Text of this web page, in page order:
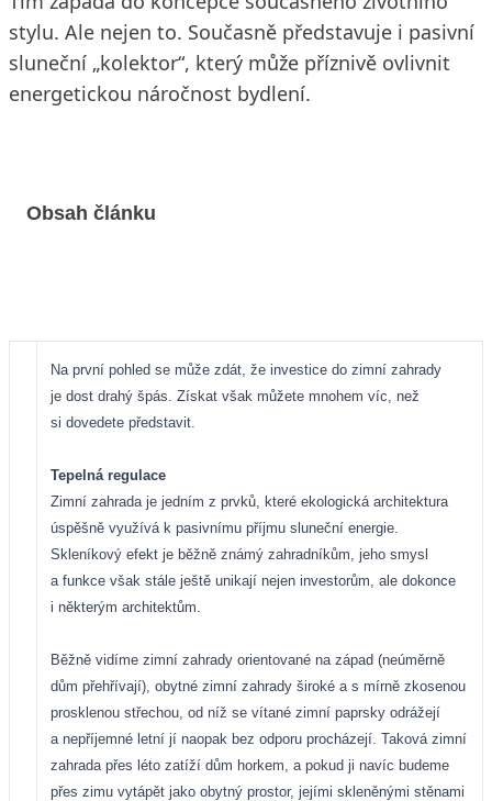
stylu. Ale nejen to. Současně představuje i pasivní
sluneční „kolektor“, který může příznivě ovlivnit
energetickou náročnost bydlení.
Obsah článku
Na první pohled se může zdát, že investice do zimní zahrady
je dost drahý špás. Získat však můžete mnohem víc, než
si dovedete představit.
Tepelná regulace
Zimní zahrada je jedním z prvků, které ekologická architektura
úspěšně využívá k pasivnímu příjmu sluneční energie.
Skleníkový efekt je běžně známý zahradníkům, jeho smysl
a funkce však stále ještě unikají nejen investorům, ale dokonce
i některým architektům.
Běžně vidíme zimní zahrady orientované na západ (neúměrně
dům přehřívají), obytné zimní zahrady široké a s mírně zkosenou
prosklenou střechou, od níž se vítané zimní paprsky odrážejí
a nepříjemné letní jí naopak bez odporu procházejí. Taková zimní
zahrada přes léto zatíží dům horkem, a pokud ji navíc budeme
přes zimu vytápět jako obytný prostor, jejími skleněnými stěnami